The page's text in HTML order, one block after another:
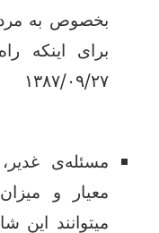
بخصوص به
برای اینکه
۱۳۸۷/۰۹/۲۷
مسئله‌ی
معیار و
میتوانند